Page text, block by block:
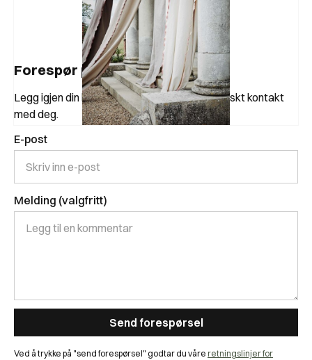
Forespør produkt
Legg igjen din kontaktinformasjon, så tar vi raskt kontakt
med deg.
E-post
Melding (valgfritt)
Ved å trykke på "send forespørsel" godtar du våre retningslinjer for